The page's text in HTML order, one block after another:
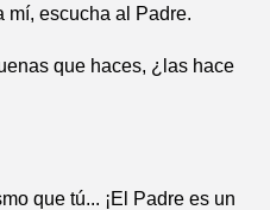
mí, escucha al Padre.
que haces, ¿las hace
que tú... ¡El Padre es un